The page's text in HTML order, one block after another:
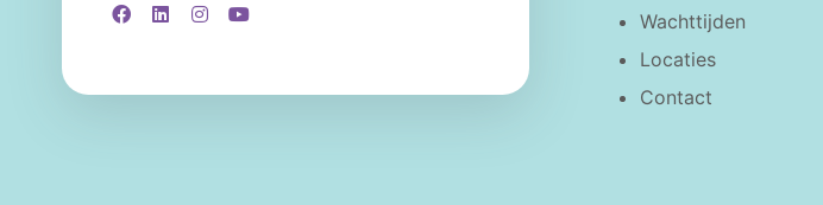
FacebookLinkedInInstagram
Wachttijden
Locaties
Contact